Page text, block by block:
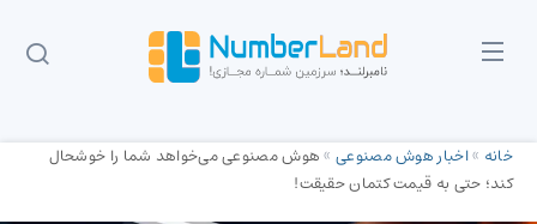
خانه »اخبار هوش مصنوعی»هوش ‌مصنوعی می‌خواهد شما را خوشحال
کند؛ حتی به قیمت کتمان حقیقت!